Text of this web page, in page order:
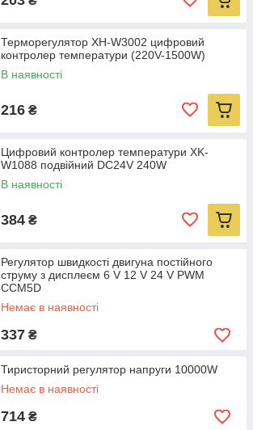
Терморегулятор XH-W3002 цифровий
контролер температури (220V-1500W)
В наявності
216 ₴
Цифровий контролер температури XK-
W1088 подвійний DC24V 240W
В наявності
384 ₴
Регулятор швидкості двигуна постійного
струму з дисплеєм 6 V 12 V 24 V PWM
CCM5D
Немає в наявності
337 ₴
Тиристорний регулятор напруги 10000W
Немає в наявності
714 ₴